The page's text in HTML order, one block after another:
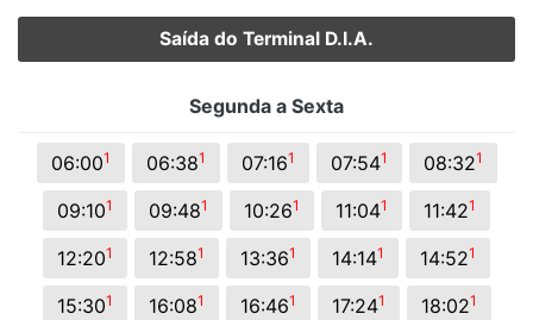
Saída do Terminal D.I.A.
Segunda a Sexta
06:001 06:381 07:161 07:541 08:321
09:101 09:481 10:261 11:041 11:421
12:201 12:581 13:361 14:141 14:521
15:301 16:081 16:461 17:241 18:021